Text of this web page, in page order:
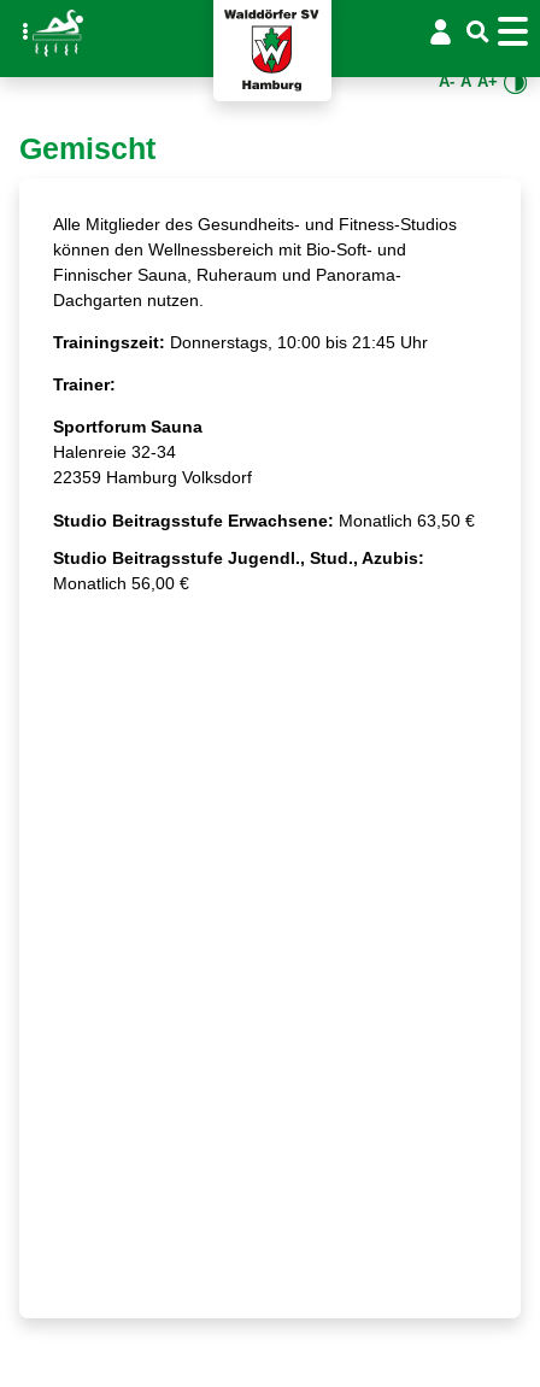
A- A A+
Gemischt
Alle Mitglieder des Gesundheits- und Fitness-Studios
können den Wellnessbereich mit Bio-Soft- und
Finnischer Sauna, Ruheraum und Panorama-
Dachgarten nutzen.
Trainingszeit: Donnerstags, 10:00 bis 21:45 Uhr
Trainer:
Sportforum Sauna
Halenreie 32-34
22359 Hamburg Volksdorf
Studio Beitragsstufe Erwachsene: Monatlich 63,50 €
Studio Beitragsstufe Jugendl., Stud., Azubis:
Monatlich 56,00 €